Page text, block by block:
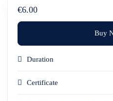
€6.00
Buy
Duration
Certificate